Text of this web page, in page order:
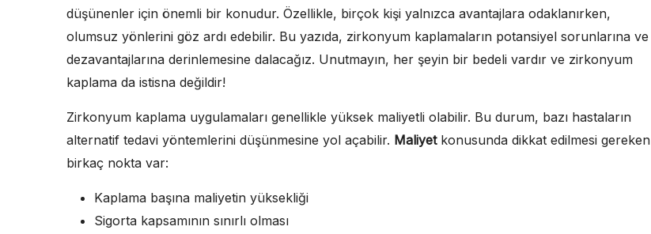
düşünenler için önemli bir konudur. Özellikle, birçok kişi yalnızca avantajlara odaklanırken,
olumsuz yönlerini göz ardı edebilir. Bu yazıda, zirkonyum kaplamaların potansiyel sorunlarına ve
dezavantajlarına derinlemesine dalacağız. Unutmayın, her şeyin bir bedeli vardır ve zirkonyum
kaplama da istisna değildir!
Zirkonyum kaplama uygulamaları genellikle yüksek maliyetli olabilir. Bu durum, bazı hastaların
alternatif tedavi yöntemlerini düşünmesine yol açabilir. Maliyetkonusunda dikkat edilmesi gereken
birkaç nokta var:
Kaplama başına maliyetin yüksekliği
Sigorta kapsamının sınırlı olması